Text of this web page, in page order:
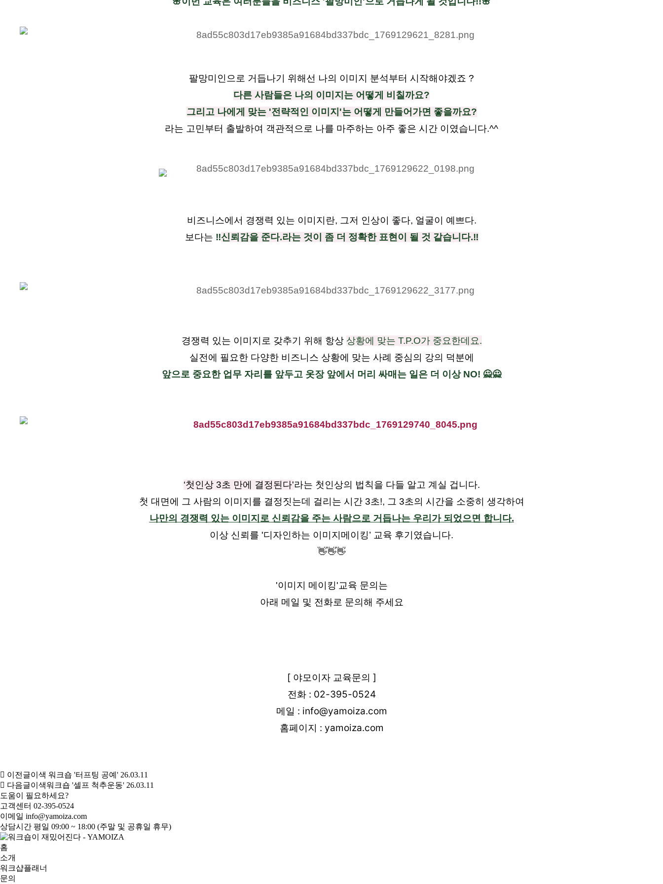
팔망미인으로 거듭나기 위해선 나의 이미지 분석부터 시작해야겠죠 ?
다른 사람들은 나의 이미지는 어떻게 비칠까요?
그리고 나에게 맞는 '전략적인 이미지'는 어떻게 만들어가면 좋을까요?
라는 고민부터 출발하여 객관적으로 나를 마주하는 아주 좋은 시간 이였습니다.^^
비즈니스에서 경쟁력 있는 이미지란, 그저 인상이 좋다, 얼굴이 예쁘다.
보다는 ‼️신뢰감을 준다.라는 것이 좀 더 정확한 표현이 될 것 같습니다.‼️
경쟁력 있는 이미지로 갖추기 위해 항상 상황에 맞는 T.P.O가 중요한데요.
실전에 필요한 다양한 비즈니스 상황에 맞는 사례 중심의 강의 덕분에
앞으로 중요한 업무 자리를 앞두고 옷장 앞에서 머리 싸매는 일은 더 이상 NO! 🙅🙅
‘첫인상 3초 만에 결정된다'라는 첫인상의 법칙을 다들 알고 계실 겁니다.
첫 대면에 그 사람의 이미지를 결정짓는데 걸리는 시간 3초!, 그 3초의 시간을 소중히 생각하여
나만의 경쟁력 있는 이미지로 신뢰감을 주는 사람으로 거듭나는 우리가 되었으면 합니다.
이상 신뢰를 '디자인하는 이미지메이킹’ 교육 후기였습니다.
👋👋👋
'이미지 메이킹'교육 문의는
아래 메일 및 전화로 문의해 주세요
[ 야모이자 교육문의 ]
전화 : 02-395-0524
메일 : info@yamoiza.com
홈페이지 : yamoiza.com
이전글이색 워크숍 '터프팅 공예' 26.03.11
다음글이색워크숍 '셀프 척추운동' 26.03.11
도움이 필요하세요?
고객센터 02-395-0524
이메일 info@yamoiza.com
상담시간 평일 09:00 ~ 18:00 (주말 및 공휴일 휴무)
홈
소개
워크샵플래너
문의